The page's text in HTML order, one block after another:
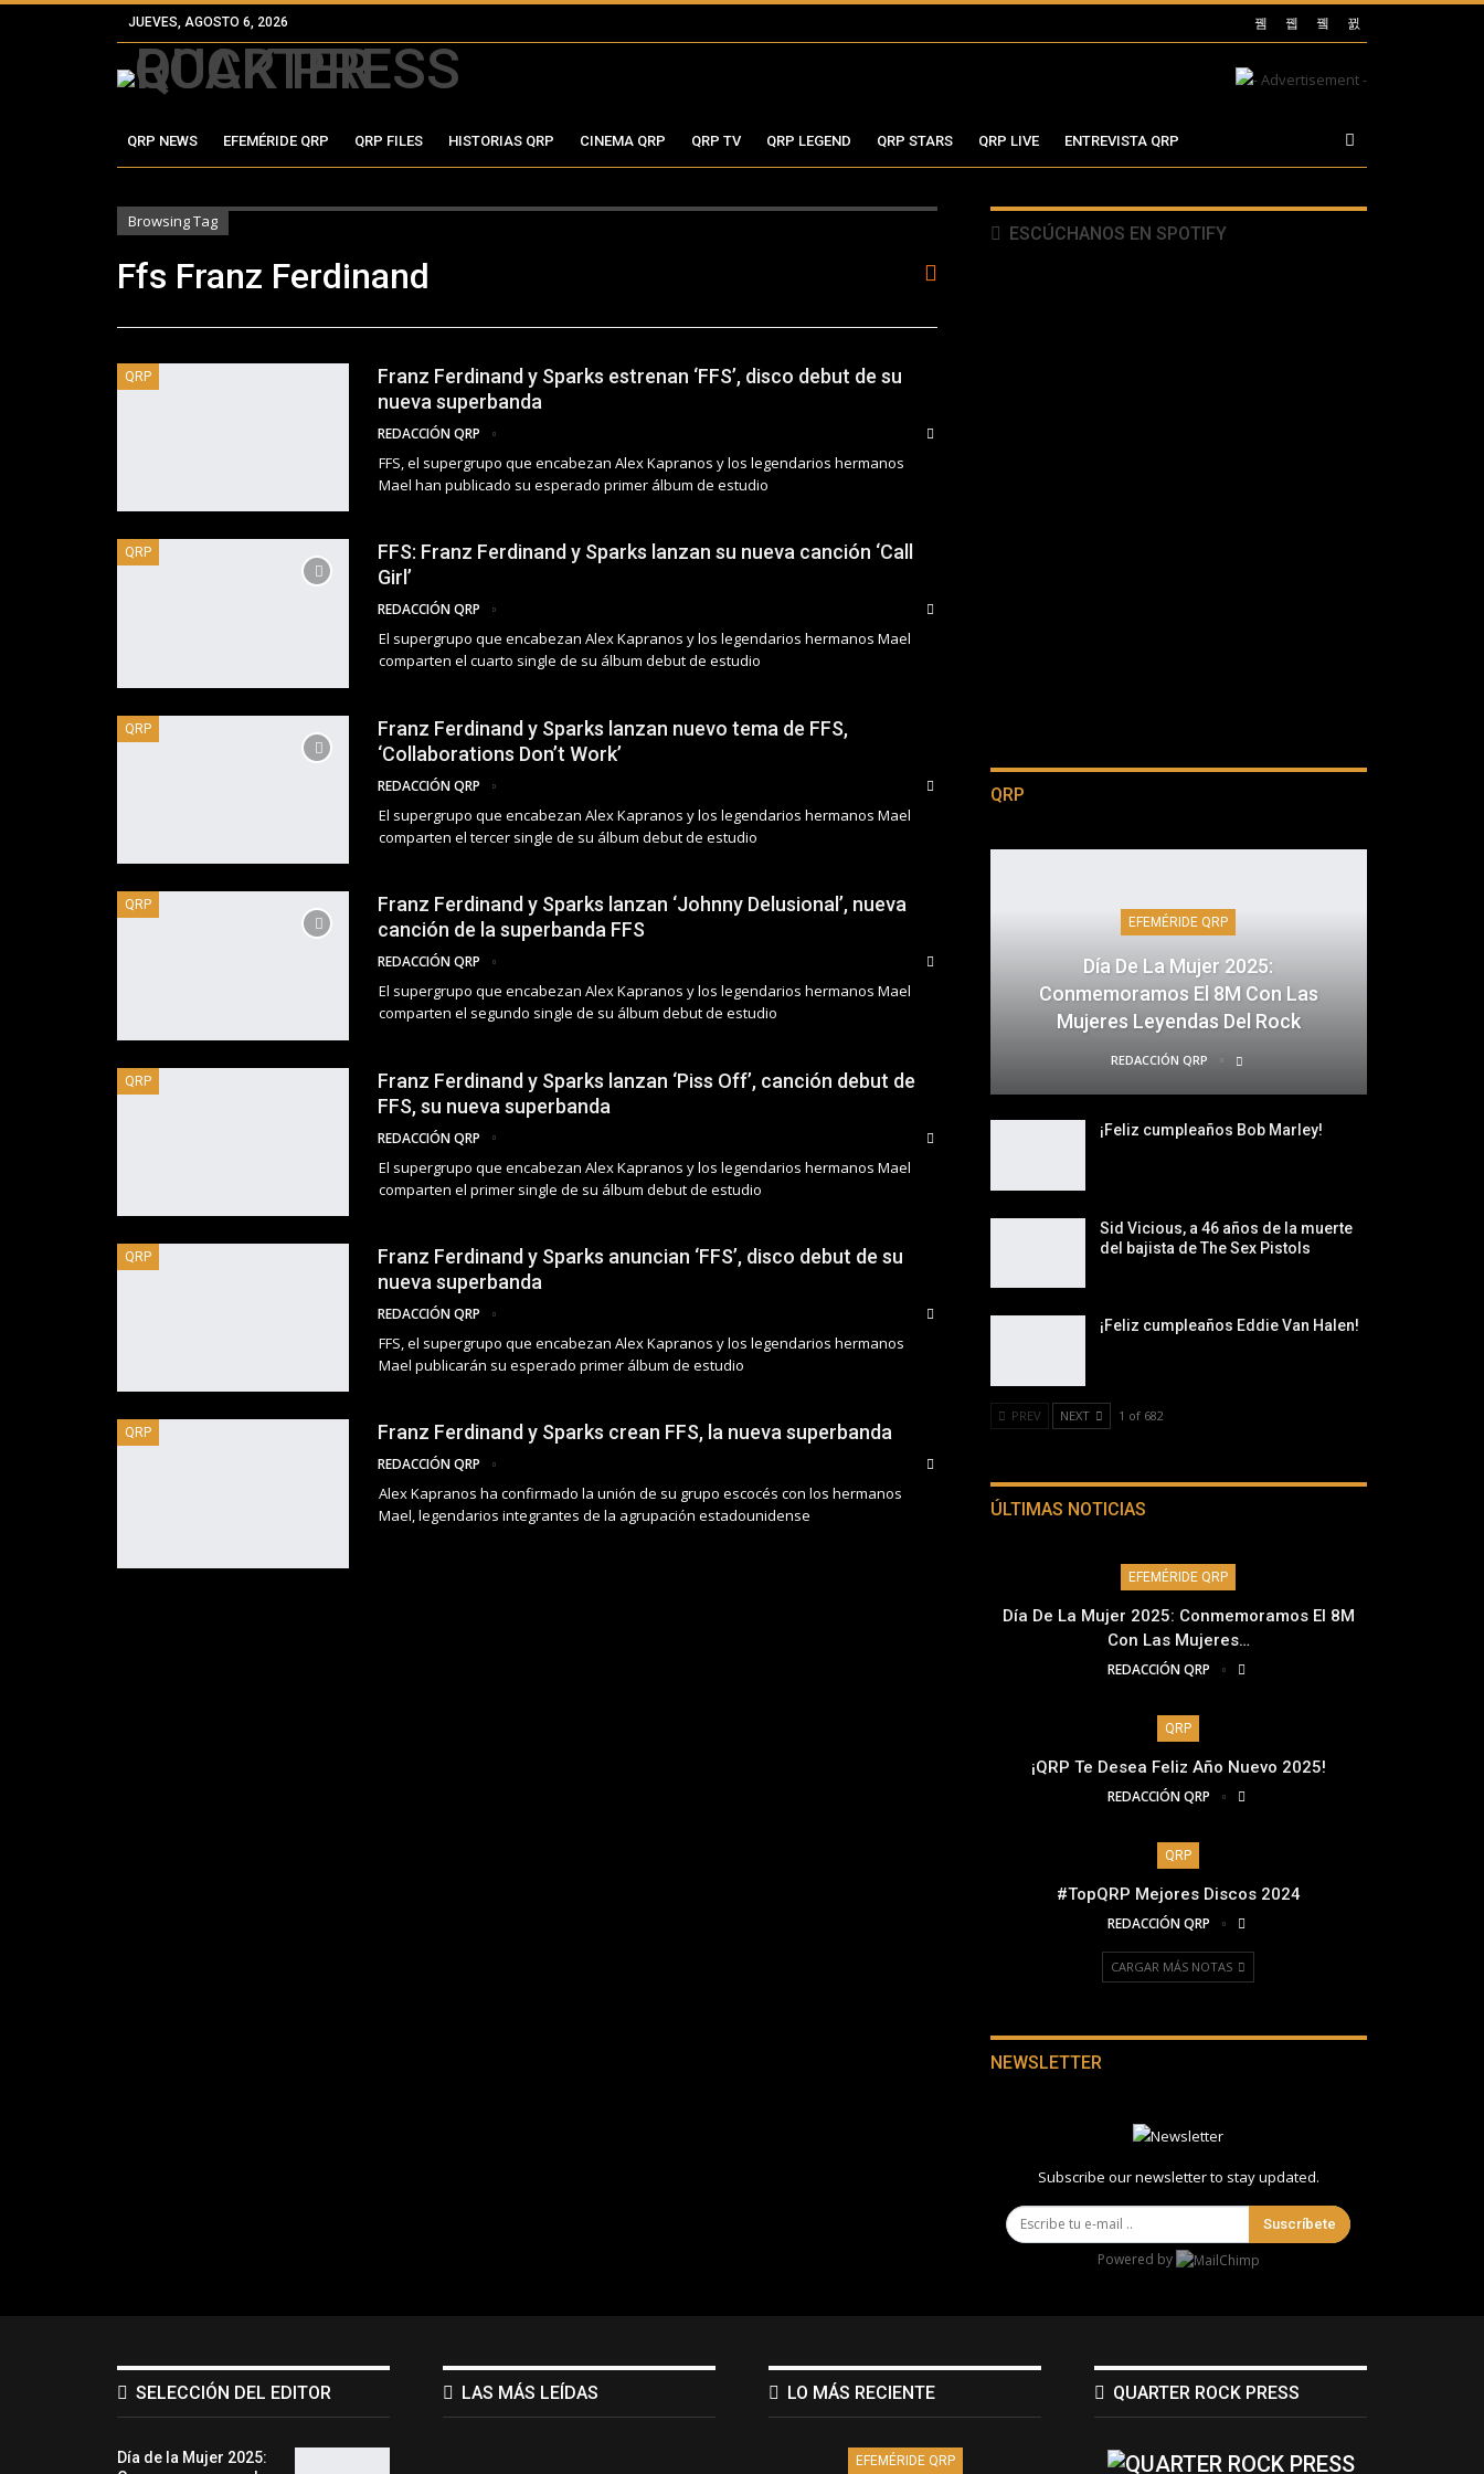
JUEVES, AGOSTO 6, 2026
QRP NEWS EFEMÉRIDE QRP QRP FILES HISTORIAS QRP CINEMA QRP QRP TV QRP LEGEND QRP STARS QRP LIVE ENTREVISTA QRP
Browsing Tag
Ffs Franz Ferdinand
QRP
Franz Ferdinand y Sparks estrenan ‘FFS’, disco debut de su
nueva superbanda
REDACCIÓN QRP
FFS, el supergrupo que encabezan Alex Kapranos y los legendarios hermanos
Mael han publicado su esperado primer álbum de estudio
QRP
FFS: Franz Ferdinand y Sparks lanzan su nueva canción ‘Call
Girl’
REDACCIÓN QRP
El supergrupo que encabezan Alex Kapranos y los legendarios hermanos Mael
comparten el cuarto single de su álbum debut de estudio
QRP
Franz Ferdinand y Sparks lanzan nuevo tema de FFS,
‘Collaborations Don’t Work’
REDACCIÓN QRP
El supergrupo que encabezan Alex Kapranos y los legendarios hermanos Mael
comparten el tercer single de su álbum debut de estudio
QRP
Franz Ferdinand y Sparks lanzan ‘Johnny Delusional’, nueva
canción de la superbanda FFS
REDACCIÓN QRP
El supergrupo que encabezan Alex Kapranos y los legendarios hermanos Mael
comparten el segundo single de su álbum debut de estudio
QRP
Franz Ferdinand y Sparks lanzan ‘Piss Off’, canción debut de
FFS, su nueva superbanda
REDACCIÓN QRP
El supergrupo que encabezan Alex Kapranos y los legendarios hermanos Mael
comparten el primer single de su álbum debut de estudio
QRP
Franz Ferdinand y Sparks anuncian ‘FFS’, disco debut de su
nueva superbanda
REDACCIÓN QRP
FFS, el supergrupo que encabezan Alex Kapranos y los legendarios hermanos
Mael publicarán su esperado primer álbum de estudio
QRP Franz Ferdinand y Sparks crean FFS, la nueva superbanda
REDACCIÓN QRP
Alex Kapranos ha confirmado la unión de su grupo escocés con los hermanos
Mael, legendarios integrantes de la agrupación estadounidense
ESCÚCHANOS EN SPOTIFY
QRP
EFEMÉRIDE QRP
Día De La Mujer 2025:
Conmemoramos El 8M Con Las
Mujeres Leyendas Del Rock
REDACCIÓN QRP
¡Feliz cumpleaños Bob Marley!
Sid Vicious, a 46 años de la muerte
del bajista de The Sex Pistols
¡Feliz cumpleaños Eddie Van Halen!
PREV NEXT 1 of 682
ÚLTIMAS NOTICIAS
EFEMÉRIDE QRP
Día De La Mujer 2025: Conmemoramos El 8M
Con Las Mujeres…
REDACCIÓN QRP
QRP
¡QRP Te Desea Feliz Año Nuevo 2025!
REDACCIÓN QRP
QRP
#TopQRP Mejores Discos 2024
REDACCIÓN QRP
CARGAR MÁS NOTAS
NEWSLETTER
Subscribe our newsletter to stay updated.
Suscríbete
Powered by
SELECCIÓN DEL EDITOR
Día de la Mujer 2025:
LAS MÁS LEÍDAS LO MÁS RECIENTE
EFEMÉRIDE QRP
QUARTER ROCK PRESS